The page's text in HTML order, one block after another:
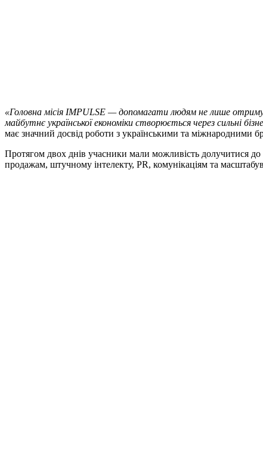
«Головна місія IMPULSE — допомагати людям не лише
майбутнє української економіки створюється через сильні
має значний досвід роботи з українськими та міжнародними
Протягом двох днів учасники мали можливість долучитися
продажам, штучному інтелекту, PR, комунікаціям та